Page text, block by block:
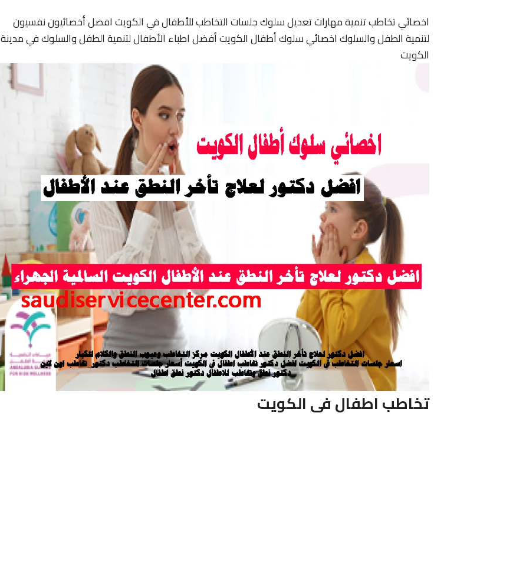
اخصائي تخاطب تنمية مهارات تعديل سلوك جلسات التخاطب للأطفال في الكويت افضل أخصائيون نفسيون
لتنمية الطفل والسلوك اخصائي سلوك أطفال الكويت أفضل اطباء الأطفال لتنمية الطفل والسلوك في مدينة
الكويت
تخاطب اطفال فى الكويت